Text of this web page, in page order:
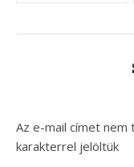
Az e-mail címet nem
karakterrel jelöltük